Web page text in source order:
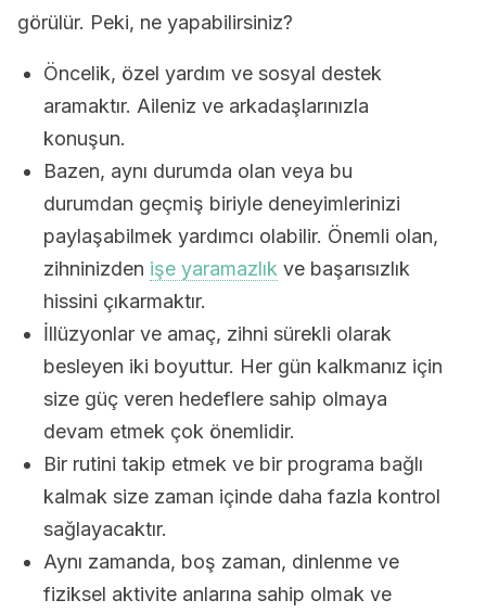
görülür. Peki, ne yapabilirsiniz?
Öncelik, özel yardım ve sosyal destek
aramaktır. Aileniz ve arkadaşlarınızla
konuşun.
Bazen, aynı durumda olan veya bu
durumdan geçmiş biriyle deneyimlerinizi
paylaşabilmek yardımcı olabilir. Önemli olan,
zihninizden işe yaramazlık ve başarısızlık
hissini çıkarmaktır.
İllüzyonlar ve amaç, zihni sürekli olarak
besleyen iki boyuttur. Her gün kalkmanız için
size güç veren hedeflere sahip olmaya
devam etmek çok önemlidir.
Bir rutini takip etmek ve bir programa bağlı
kalmak size zaman içinde daha fazla kontrol
sağlayacaktır.
Aynı zamanda, boş zaman, dinlenme ve
fiziksel aktivite anlarına sahip olmak ve